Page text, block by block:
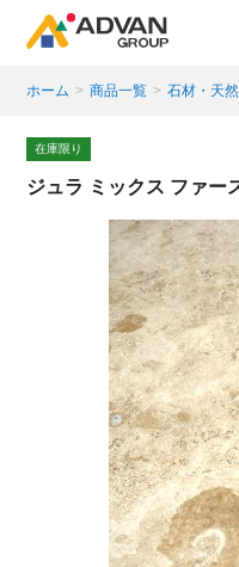
商品ページにある「お
商品がここに表示され
ホーム > 商品一覧 > 石材・天
在庫限り
ジュラ ミックス ファー